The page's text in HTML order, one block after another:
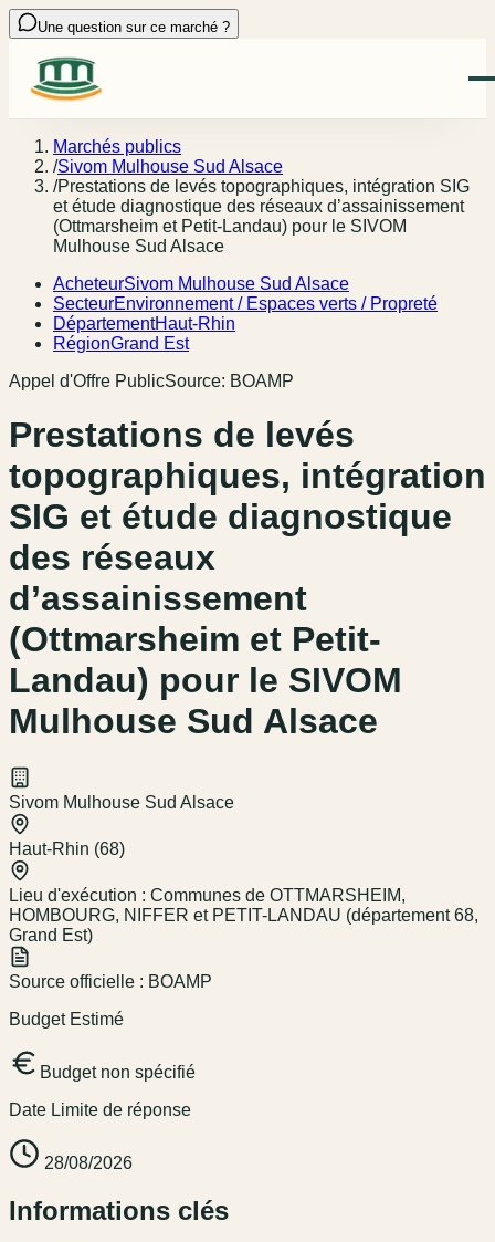
Une question sur ce marché ?
Marchés publics
/Sivom Mulhouse Sud Alsace
/Prestations de levés topographiques, intégration SIG
et étude diagnostique des réseaux d’assainissement
(Ottmarsheim et Petit-Landau) pour le SIVOM
Mulhouse Sud Alsace
AcheteurSivom Mulhouse Sud Alsace
SecteurEnvironnement / Espaces verts / Propreté
DépartementHaut-Rhin
RégionGrand Est
Appel d'Offre PublicSource: BOAMP
Prestations de levés
topographiques, intégration
SIG et étude diagnostique
des réseaux
d’assainissement
(Ottmarsheim et Petit-
Landau) pour le SIVOM
Mulhouse Sud Alsace
Sivom Mulhouse Sud Alsace
Haut-Rhin (68)
Lieu d'exécution : Communes de OTTMARSHEIM,
HOMBOURG, NIFFER et PETIT-LANDAU (département 68,
Grand Est)
Source officielle : BOAMP
Budget Estimé
Budget non spécifié
Date Limite de réponse
28/08/2026
Informations clés